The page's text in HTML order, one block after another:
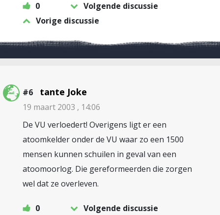
0
Volgende discussie
Vorige discussie
#6 tante Joke
19 maart 2003 , 14:06
De VU verloedert! Overigens ligt er een
atoomkelder onder de VU waar zo een 1500
mensen kunnen schuilen in geval van een
atoomoorlog. Die gereformeerden die zorgen
wel dat ze overleven.
0
Volgende discussie